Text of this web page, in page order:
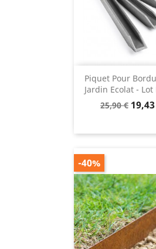
Piquet Pour
Jardin Ecolat - Lot
Prix
25,90 € Prix
-40%